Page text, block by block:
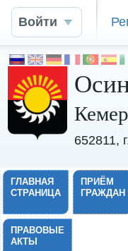
Войти
652811,
ГЛАВНАЯ
СТРАНИЦА
ПРИЁМ
ГРАЖДАН
ПРАВОВЫЕ
АКТЫ